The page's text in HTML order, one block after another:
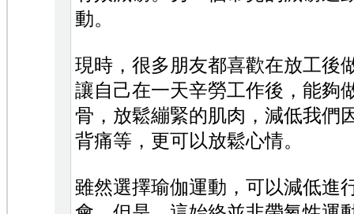
動。
現時，很多朋友都喜歡在放工後
讓自己在一天辛勞工作後，能夠
骨，放鬆繃緊的肌肉，減低我們
背痛等，更可以放鬆心情。
雖然選擇瑜伽運動，可以減低進